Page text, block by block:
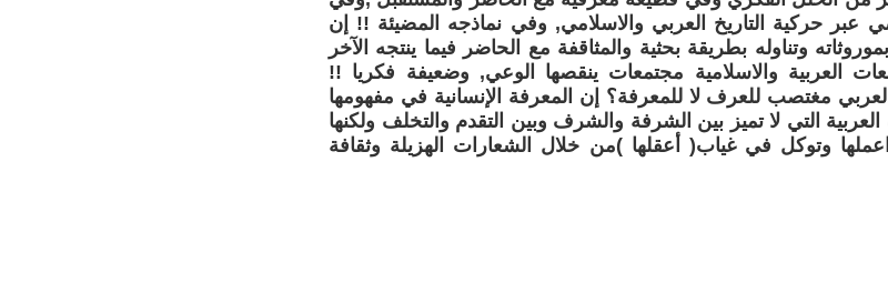
عبر حركية التاريخ العربي والاسلامي, وفي نماذجه المضيئة !! إن
وتناوله بطريقة بحثية والمثاقفة مع الحاضر فيما ينتجه الآخر
العربية والاسلامية مجتمعات ينقصها الوعي, وضعيفة فكريا !!
مغتصب للعرف لا للمعرفة؟ إن المعرفة الإنسانية في مفهومها
التي لا تميز بين الشرفة والشرف وبين التقدم والتخلف ولكنها
وتوكل في غياب( أعقلها )من خلال الشعارات الهزيلة وثقافة